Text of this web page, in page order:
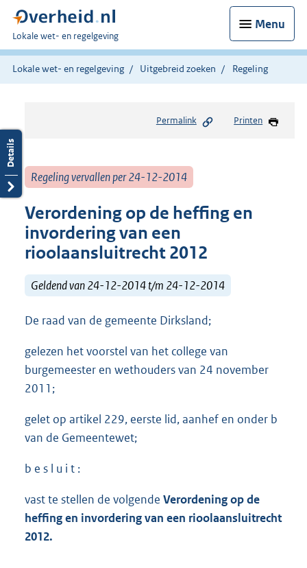
Menu
U
bent
hier:
Lokale wet- en regelgeving
Lokale wet- en regelgeving Uitgebreid zoeken Regeling
Permalink Printen
Regeling vervallen per 24-12-2014
Verordening op de heffing en
invordering van een
rioolaansluitrecht 2012
Geldend van 24-12-2014 t/m 24-12-2014
De raad van de gemeente Dirksland;
gelezen het voorstel van het college van
burgemeester en wethouders van 24 november
2011;
gelet op artikel 229, eerste lid, aanhef en onder b
van de Gemeentewet;
b e s l u i t :
vast te stellen de volgende Verordening op de
heffing en invordering van een rioolaansluitrecht
2012.